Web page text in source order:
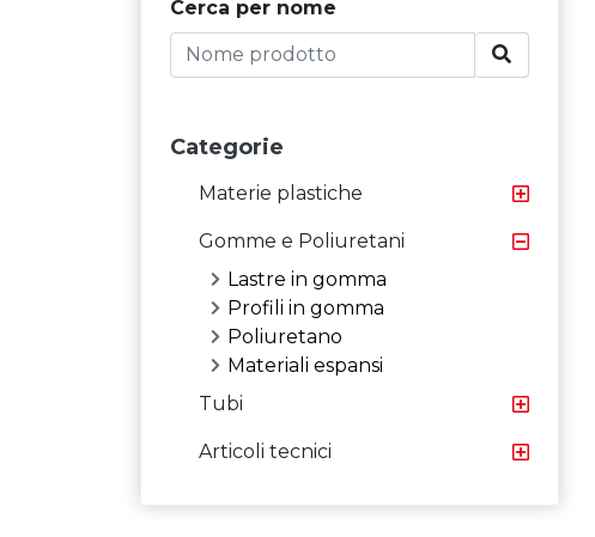
Cerca per nome
Categorie
Materie plastiche
Gomme e Poliuretani
Lastre in gomma
Profili in gomma
Poliuretano
Materiali espansi
Tubi
Articoli tecnici